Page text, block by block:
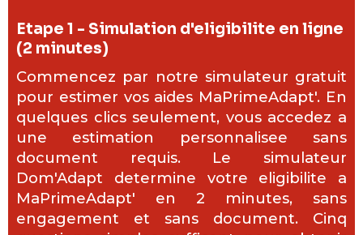
Etape 1 - Simulation d'eligibilite en ligne
(2 minutes)
Commencez par notre simulateur gratuit
pour estimer vos aides MaPrimeAdapt'. En
quelques clics seulement, vous accedez a
une estimation personnalisee sans
document requis. Le simulateur
Dom'Adapt determine votre eligibilite a
MaPrimeAdapt' en 2 minutes, sans
engagement et sans document. Cinq